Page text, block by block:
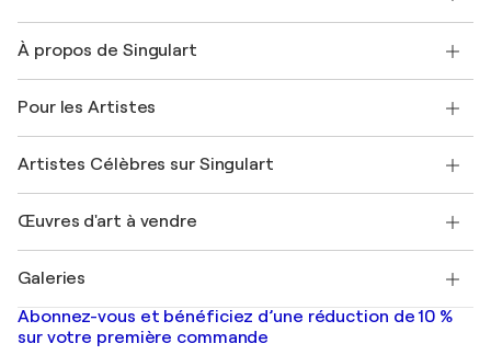
Expédition
Offrir une carte cadeau
Rejoignez notre programme commercial
Mon compte
+33 1 76 44 06 42
À propos de Singulart
FAQ
Magazine Singulart
Emplois
Découvrez une sélection d'art original
Pour les Artistes
Se connecter en tant qu'Artiste
Artistes Célèbres sur Singulart
Marc Chagall
Banksy
Mr. Brainwash
Shepard Fairey
Œuvres d'art à vendre
Tableaux abstraits à vendre
Peintures de paysage
Estampes
Galeries
Galeries d'art en France
Galeries d'art en Belgique
Abonnez-vous et bénéficiez d’une réduction de 10 %
sur votre première commande